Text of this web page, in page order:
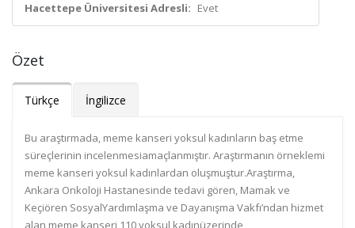
Hacettepe Üniversitesi Adresli: Evet
Özet
Türkçe İngilizce
Bu araştırmada, meme kanseri yoksul kadınların baş etme
süreçlerinin incelenmesiamaçlanmıştır. Araştırmanın örneklemi
meme kanseri yoksul kadınlardan oluşmuştur.Araştırma,
Ankara Onkoloji Hastanesinde tedavi gören, Mamak ve
Keçiören SosyalYardımlaşma ve Dayanışma Vakfı’ndan hizmet
alan meme kanseri 110 yoksul kadınüzerinde